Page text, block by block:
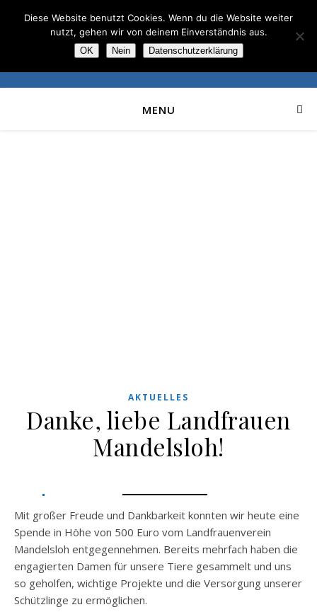
MENU
AKTUELLES
Danke, liebe Landfrauen
Mandelsloh!
Mit großer Freude und Dankbarkeit konnten wir heute eine
Spende in Höhe von 500 Euro vom Landfrauenverein
Mandelsloh entgegennehmen. Bereits mehrfach haben die
engagierten Damen für unsere Tiere gesammelt und uns
so geholfen, wichtige Projekte und die Versorgung unserer
Schützlinge zu ermöglichen.
Diese Website benutzt Cookies. Wenn du die Website weiter
nutzt, gehen wir von deinem Einverständnis aus.
OK Nein Datenschutzerklärung